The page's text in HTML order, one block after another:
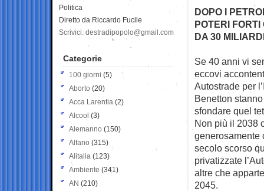
DOPO I
POTERI
DA 30
Se 40 anni vi
eccovi
Autostrade per
Benetton
sfondare quel
Non più il 2038
generosamente
secolo scorso
privatizzate
altre che
2045.
Politica
Diretto da Riccardo Fucile
Scrivici: destradipopolo@gmail.com
Categorie
100 giorni (5)
Aborto (20)
Acca Larentia (2)
Alcool (3)
Alemanno (150)
Alfano (315)
Alitalia (123)
Ambiente (341)
AN (210)